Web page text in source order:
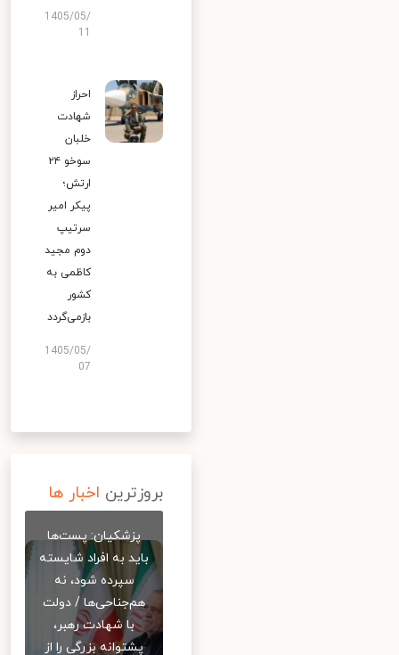
1405/05/
احراز
شهادت
خلبان
سوخو ۲۴
ارتش؛
پیکر امیر
سرتیپ
دوم مجید
کاظمی به
کشور
بازمی‌گردد
1405/05/
07
بروزترین اخبار ها
پزشکیان: پست‌ها
باید به افراد شایسته
سپرده شود، نه
هم‌جناحی‌ها / دولت
با شهادت رهبر،
پشتوانه بزرگی را از